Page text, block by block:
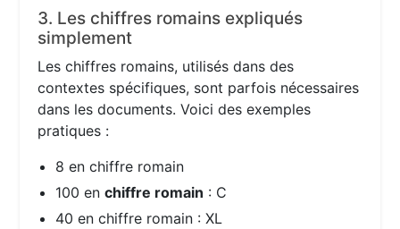
3. Les chiffres romains expliqués
simplement
Les chiffres romains, utilisés dans des
contextes spécifiques, sont parfois nécessaires
dans les documents. Voici des exemples
pratiques :
8 en chiffre romain
100 enchiffre romain : C
40 en chiffre romain : XL